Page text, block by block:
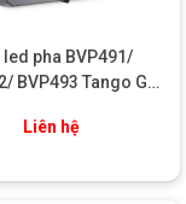
pha BVP491/
BVP493 Tango G4
Liên hệ